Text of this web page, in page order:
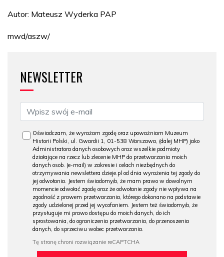
Autor: Mateusz Wyderka PAP
mwd/aszw/
NEWSLETTER
Oświadczam, że wyrażam zgodę oraz upoważniam Muzeum
Historii Polski, ul. Gwardii 1, 01-538 Warszawa, (dalej MHP) jako
Administratora danych osobowych oraz wszelkie podmioty
działające na rzecz lub zlecenie MHP do przetwarzania moich
danych osob. (e-mail) w zakresie i celach niezbędnych do
otrzymywania newslettera dzieje.pl od dnia wyrażenia tej zgody do
jej odwołania. Jestem świadomy/a, że mam prawo w dowolnym
momencie odwołać zgodę oraz że odwołanie zgody nie wpływa na
zgodność z prawem przetwarzania, którego dokonano na podstawie
zgody udzielonej przed jej wycofaniem. Jestem też świadomy/a, że
przysługuje mi prawo dostępu do moich danych, do ich
sprostowania, do ograniczenia przetwarzania, do przenoszenia
danych, do sprzeciwu wobec przetwarzania.